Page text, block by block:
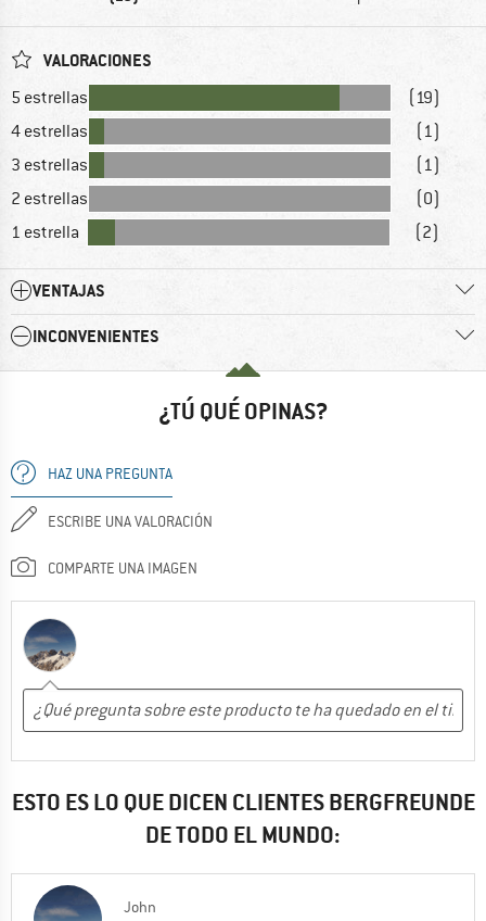
VALORACIONES
5 estrellas
(19)
4 estrellas
(1)
3 estrellas
(1)
2 estrellas
(0)
1 estrella
(2)
VENTAJAS
INCONVENIENTES
¿TÚ QUÉ OPINAS?
HAZ UNA PREGUNTA
ESCRIBE UNA VALORACIÓN
COMPARTE UNA IMAGEN
ESTO ES LO QUE DICEN CLIENTES BERGFREUNDE
DE TODO EL MUNDO:
John